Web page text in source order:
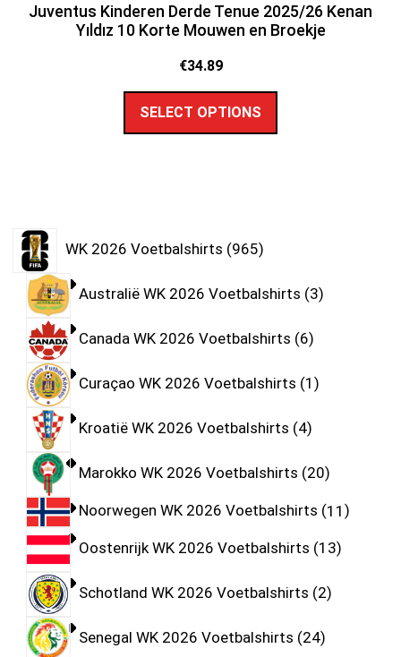
Juventus Kinderen Derde Tenue 2025/26 Kenan
Yıldız 10 Korte Mouwen en Broekje
€34.89
SELECT OPTIONS
WK 2026 Voetbalshirts 965
Australië WK 2026 Voetbalshirts 3
Canada WK 2026 Voetbalshirts 6
Curaçao WK 2026 Voetbalshirts 1
Kroatië WK 2026 Voetbalshirts 4
Marokko WK 2026 Voetbalshirts 20
Noorwegen WK 2026 Voetbalshirts 11
Oostenrijk WK 2026 Voetbalshirts 13
Schotland WK 2026 Voetbalshirts 2
Senegal WK 2026 Voetbalshirts 24